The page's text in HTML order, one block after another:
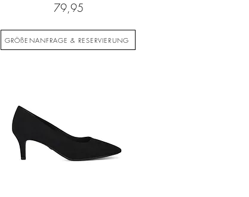
79,95
GRÖßENANFRAGE & RESERVIERUNG